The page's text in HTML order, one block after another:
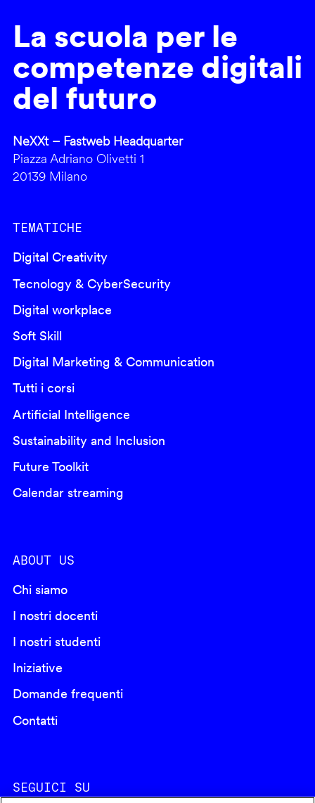
La scuola per le
competenze digitali
del futuro
NeXXt – Fastweb Headquarter
Piazza Adriano Olivetti 1
20139 Milano
TEMATICHE
Digital Creativity
Tecnology & CyberSecurity
Digital workplace
Soft Skill
Digital Marketing & Communication
Tutti i corsi
Artificial Intelligence
Sustainability and Inclusion
Future Toolkit
Calendar streaming
ABOUT US
Chi siamo
I nostri docenti
I nostri studenti
Iniziative
Domande frequenti
Contatti
SEGUICI SU